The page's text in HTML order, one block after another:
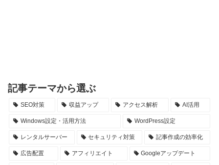
記事テーマから選ぶ
SEO対策 収益アップ アクセス解析 AI活用
Windows設定・活用方法 WordPress設定
レンタルサーバー セキュリティ対策 記事作成の効率化
広告配置 アフィリエイト Googleアップデート